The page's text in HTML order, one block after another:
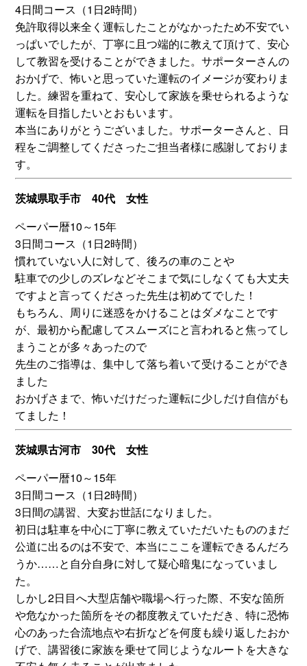
4日間コース（1日2時間）
免許取得以来全く運転したことがなかったため不安でい
っぱいでしたが、丁寧に且つ端的に教えて頂けて、安心
して教習を受けることができました。サポーターさんの
おかげで、怖いと思っていた運転のイメージが変わりま
した。練習を重ねて、安心して家族を乗せられるような
運転を目指したいとおもいます。
本当にありがとうございました。サポーターさんと、日
程をご調整してくださったご担当者様に感謝しておりま
す。
茨城県取手市 40代 女性
ペーパー暦10～15年
3日間コース（1日2時間）
慣れていない人に対して、後ろの車のことや
駐車での少しのズレなどそこまで気にしなくても大丈夫
ですよと言ってくださった先生は初めてでした！
もちろん、周りに迷惑をかけることはダメなことです
が、最初から配慮してスムーズにと言われると焦ってし
まうことが多々あったので
先生のご指導は、集中して落ち着いて受けることができ
ました
おかげさまで、怖いだけだった運転に少しだけ自信がも
てました！
茨城県古河市 30代 女性
ペーパー暦10～15年
3日間コース（1日2時間）
3日間の講習、大変お世話になりました。
初日は駐車を中心に丁寧に教えていただいたもののまだ
公道に出るのは不安で、本当にここを運転できるんだろ
うか……と自分自身に対して疑心暗鬼になっていまし
た。
しかし2日目へ大型店舗や職場へ行った際、不安な箇所
や危なかった箇所をその都度教えていただき、特に恐怖
心のあった合流地点や右折などを何度も繰り返したおか
げで、講習後に家族を乗せて同じようなルートを大きな